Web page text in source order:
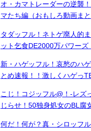
オ・カマトレーダーの逆襲
マたち編（おもしろ動画まと
タダッフル！ネトゲ廃人的
ット乞食DE2000万パワーズ
新・ハゲッフル！哀愁のハ
とめ速報！！激しくハゲっ
こじ！コジッフル@！-レズ
じらせ！50独身処女のBL腐
何だ！何が？真・シロッ